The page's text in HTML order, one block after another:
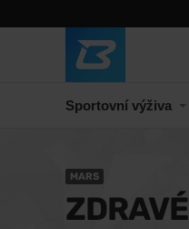
Sportovní výživa
MARS